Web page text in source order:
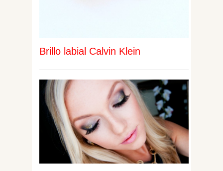
Brillo labial Calvin Klein